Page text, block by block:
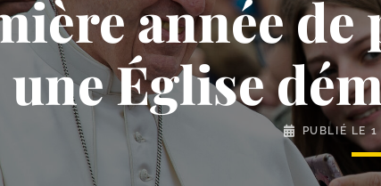
année
Église
PUBLIÉ LE 1